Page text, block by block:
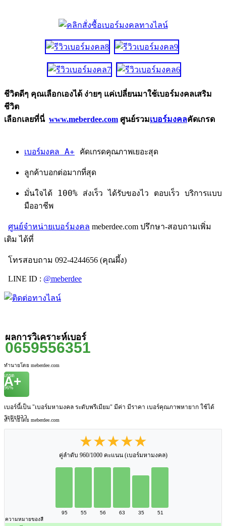
ชีวิตดีๆ คุณเลือกเองได้ ง่ายๆ แค่เปลี่ยนมาใช้เบอร์มงคลเสริม
ชีวิต
เลือกเลยที่นี่ www.meberdee.com ศูนย์รวมเบอร์มงคลคัดเกรด
เบอร์มงคล A+ คัดเกรดคุณภาพเยอะสุด
ลูกค้าบอกต่อมากที่สุด
มั่นใจได้ 100% ส่งเร็ว ได้รับของไว ตอบเร็ว บริการแบบ
มืออาชีพ
ศูนย์จำหน่ายเบอร์มงคล meberdee.com ปรึกษา-สอบถามเพิ่ม
เติม ได้ที่
โทรสอบถาม 092-4244656 (คุณผึ้ง)
LINE ID : @meberdee
ผลการวิเคราะห์เบอร์
0659556351
ทำนายโดย meberdee.com
เกรด
A+
96%
เบอร์นี้เป็น "เบอร์มหามงคล ระดับพรีเมียม" มีค่า มีราคา เบอร์คุณภาพหายาก ใช้ได้
ระยะยาว
ทำนายโดย meberdee.com
★★★★★
คู่ลำดับ 960/1000 คะแนน (เบอร์มหามงคล)
95 55 56 63 35
51
ความหมายของสี